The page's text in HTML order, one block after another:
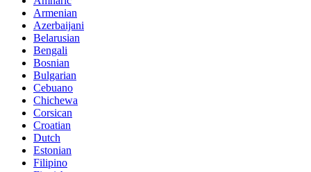
Armenian
Azerbaijani
Belarusian
Bengali
Bosnian
Bulgarian
Cebuano
Chichewa
Corsican
Croatian
Dutch
Estonian
Filipino